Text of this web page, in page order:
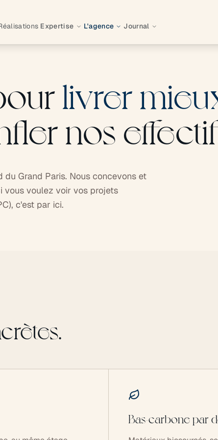
Expertise L'agence Journal
livrer
nos
Grand Paris. Nous concevons et
vous voulez voir vos projets
c'est par ici.
Bas-carbone par